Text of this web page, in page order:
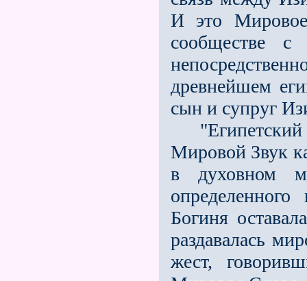
И это
сообществе
древнейшем
сын и супруг
"Египетский
Мировой Звук
в духовном
Богиня
раздавалась
жест,